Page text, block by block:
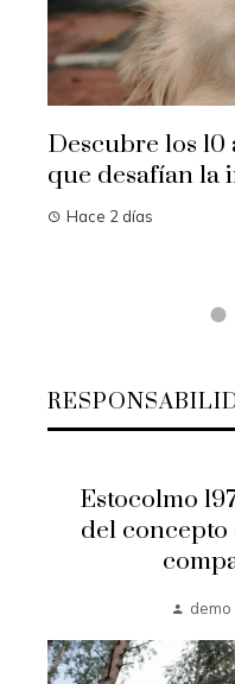
Descubre los
que desafían la
Hace 2 días
Estocolmo
del
demo